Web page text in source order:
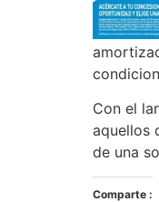
Con el
aquellos
de una
Comparte :